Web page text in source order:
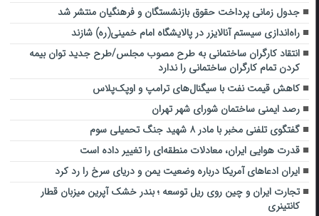
جدول زمانی پرداخت حقوق بازنشستگان و فرهنگیان منتشر شد
راه‌اندازی سیستم آنالایزر در پالایشگاه امام خمینی(ره) شازند
انتقاد کارگران ساختمانی به طرح مصوب مجلس/طرح جدید توان بیمه
کردن تمام کارگران ساختمانی را ندارد
کاهش قیمت نفت با سیگنال‌های ترامپ و اوپک‌پلاس
رصد ایمنی ساختمان شورای شهر تهران
گفتگوی تلفنی مخبر با مادر ۸ شهید جنگ تحمیلی سوم
قدرت هوایی ایران، معادلات منطقه‌ای را تغییر داده است
ایران ادعاهای آمریکا درباره وضعیت یمن و دریای سرخ را رد کرد
تجارت ایران و چین روی ریل توسعه ؛‌ بندر خشک آپرین میزبان قطار
کانتینری